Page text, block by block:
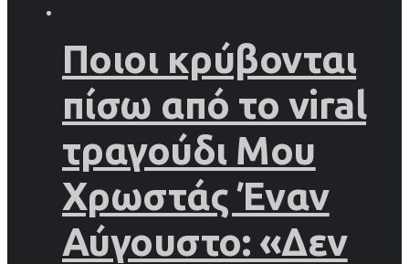
Ποιοι κρύβονται
πίσω από το viral
τραγούδι Μου
Χρωστάς Έναν
Αύγουστο: «Δεν